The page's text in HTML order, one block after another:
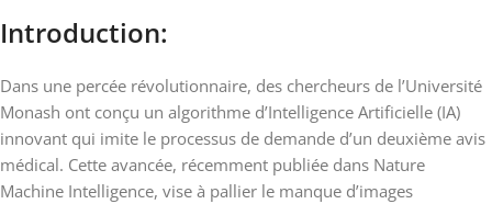
Introduction:
Dans une percée révolutionnaire, des chercheurs de l’Université
Monash ont conçu un algorithme d’Intelligence Artificielle (IA)
innovant qui imite le processus de demande d’un deuxième avis
médical. Cette avancée, récemment publiée dans Nature
Machine Intelligence, vise à pallier le manque d’images